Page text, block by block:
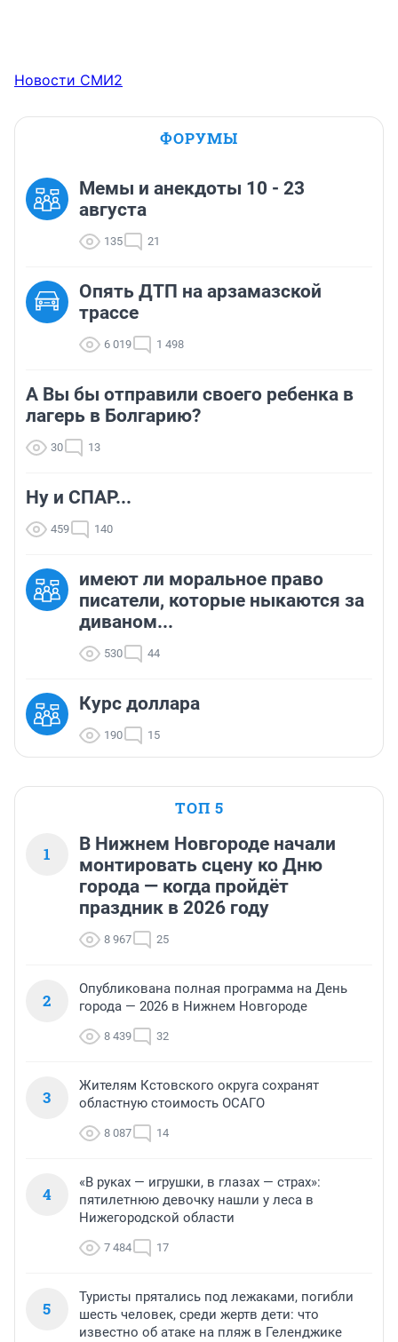
1210222010600012
Новости СМИ2
ФОРУМЫ
Мемы и анекдоты 10 - 23
августа
135 21
Опять ДТП на арзамазской
трассе
6 019 1 498
А Вы бы отправили своего ребенка в
лагерь в Болгарию?
30 13
Ну и СПАР...
459 140
имеют ли моральное право
писатели, которые ныкаются за
диваном...
530 44
Курс доллара
190 15
ТОП 5
1
В Нижнем Новгороде начали
монтировать сцену ко Дню
города — когда пройдёт
праздник в 2026 году
8 967 25
2
Опубликована полная программа на День
города — 2026 в Нижнем Новгороде
8 439 32
3
Жителям Кстовского округа сохранят
областную стоимость ОСАГО
8 087 14
4
«В руках — игрушки, в глазах — страх»:
пятилетнюю девочку нашли у леса в
Нижегородской области
7 484 17
5
Туристы прятались под лежаками, погибли
шесть человек, среди жертв дети: что
известно об атаке на пляж в Геленджике